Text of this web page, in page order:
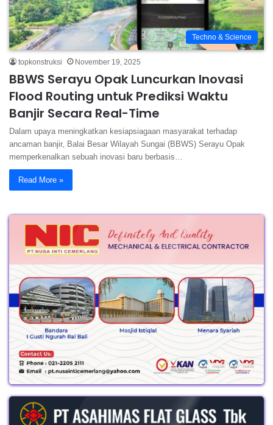
Techno & Science
topkonstruksi November 19, 2025
BBWS Serayu Opak Luncurkan Inovasi
Flood Routing untuk Prediksi Waktu
Banjir Secara Real-Time
Dalam upaya meningkatkan kesiapsiagaan masyarakat terhadap
ancaman banjir, Balai Besar Wilayah Sungai (BBWS) Serayu Opak
memperkenalkan sebuah inovasi baru berbasis…
Read More »